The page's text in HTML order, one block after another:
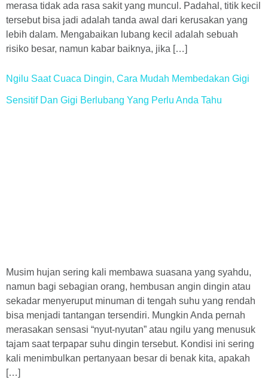
merasa tidak ada rasa sakit yang muncul. Padahal, titik kecil
tersebut bisa jadi adalah tanda awal dari kerusakan yang
lebih dalam. Mengabaikan lubang kecil adalah sebuah
risiko besar, namun kabar baiknya, jika […]
Ngilu Saat Cuaca Dingin, Cara Mudah Membedakan Gigi
Sensitif Dan Gigi Berlubang Yang Perlu Anda Tahu
Musim hujan sering kali membawa suasana yang syahdu,
namun bagi sebagian orang, hembusan angin dingin atau
sekadar menyeruput minuman di tengah suhu yang rendah
bisa menjadi tantangan tersendiri. Mungkin Anda pernah
merasakan sensasi “nyut-nyutan” atau ngilu yang menusuk
tajam saat terpapar suhu dingin tersebut. Kondisi ini sering
kali menimbulkan pertanyaan besar di benak kita, apakah
[…]